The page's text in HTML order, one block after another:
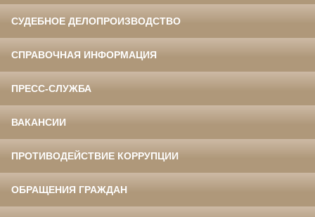
СУДЕБНОЕ ДЕЛОПРОИЗВОДСТВО
СПРАВОЧНАЯ ИНФОРМАЦИЯ
ПРЕСС-СЛУЖБА
ВАКАНСИИ
ПРОТИВОДЕЙСТВИЕ КОРРУПЦИИ
ОБРАЩЕНИЯ ГРАЖДАН